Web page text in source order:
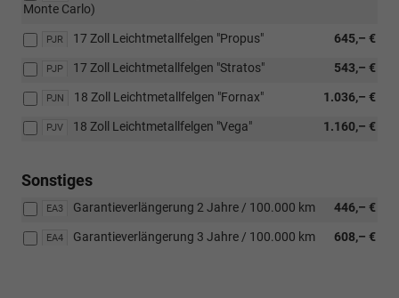
Monte Carlo)
PJR 645,– €
17 Zoll Leichtmetallfelgen "Propus"
PJP 543,– €
17 Zoll Leichtmetallfelgen "Stratos"
PJN 1.036,– €
18 Zoll Leichtmetallfelgen "Fornax"
PJV 1.160,– €
18 Zoll Leichtmetallfelgen "Vega"
Sonstiges
EA3 446,– €
Garantieverlängerung 2 Jahre / 100.000 km
EA4 608,– €
Garantieverlängerung 3 Jahre / 100.000 km